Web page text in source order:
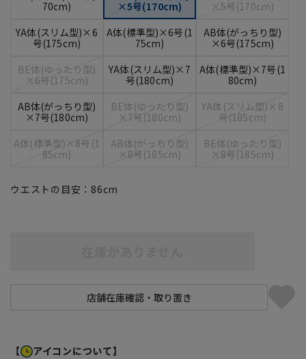
70cm)
×5号(170cm)
×5号(170cm)
YA体(スリム型)×6
号(175cm)
A体(標準型)×6号(1
75cm)
AB体(がっちり型)
×6号(175cm)
BE体(ゆったり型)
×6号(175cm)
YA体(スリム型)×7
号(180cm)
A体(標準型)×7号(1
80cm)
AB体(がっちり型)
×7号(180cm)
BE体(ゆったり型)
×7号(180cm)
YA体(スリム型)×8
号(185cm)
A体(標準型)×8号(1
85cm)
AB体(がっちり型)
×8号(185cm)
BE体(ゆったり型)
×8号(185cm)
ウエストの目安： 86cm
【 アイコンについて】